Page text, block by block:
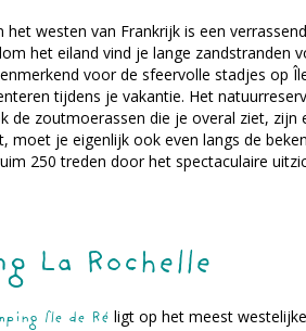
het westen van Frankrijk is een
het eiland vind je lange
voor de sfeervolle stadjes op
tijdens je vakantie. Het
de zoutmoerassen die je overal ziet,
moet je eigenlijk ook even langs de
250 treden door het spectaculaire
La Rochelle
Île de Ré ligt op het meest